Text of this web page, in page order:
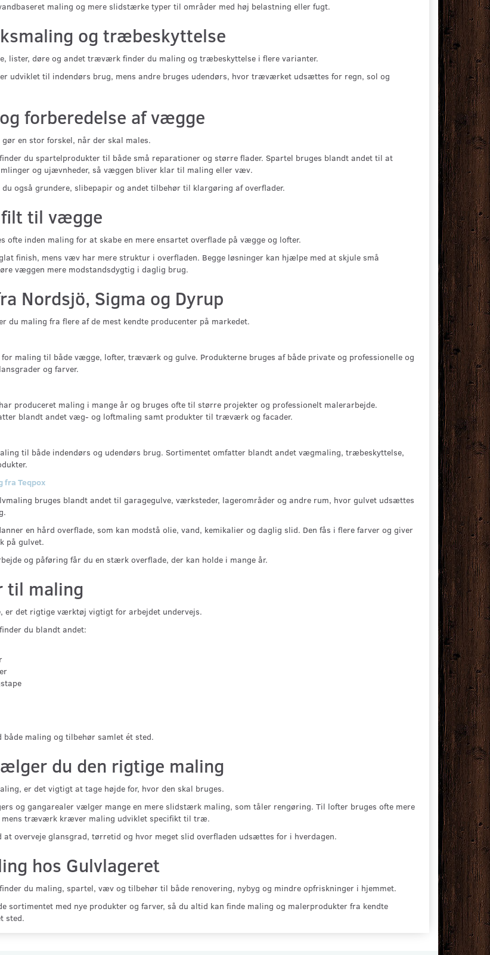
SADOLIN, VÆGMALING BASIC
299,00 DKK
Læg i kurv
maling og mere slidstærke typer til områder med høj belastning eller fugt.
og træbeskyttelse
lister, døre og andet træværk finder du maling og træbeskyttelse i flere varianter.
udviklet til indendørs brug, mens andre bruges udendørs, hvor træværket udsættes for regn, sol og
forberedelse af vægge
en stor forskel, når der skal males.
du spartelprodukter til både små reparationer og større flader. Spartel bruges blandt andet til at
og ujævnheder, så væggen bliver klar til maling eller væv.
du også grundere, slibepapir og andet tilbehør til klargøring af overflader.
til vægge
ofte inden maling for at skabe en mere ensartet overflade på vægge og lofter.
finish, mens væv har mere struktur i overfladen. Begge løsninger kan hjælpe med at skjule små
væggen mere modstandsdygtig i daglig brug.
Nordsjö, Sigma og Dyrup
du maling fra flere af de mest kendte producenter på markedet.
for maling til både vægge, lofter, træværk og gulve. Produkterne bruges af både private og professionelle og
og farver.
produceret maling i mange år og bruges ofte til større projekter og professionelt malerarbejde.
blandt andet væg- og loftmaling samt produkter til træværk og facader.
til både indendørs og udendørs brug. Sortimentet omfatter blandt andet vægmaling, træbeskyttelse,
fra Teqpox
bruges blandt andet til garagegulve, værksteder, lagerområder og andre rum, hvor gulvet udsættes
en hård overflade, som kan modstå olie, vand, kemikalier og daglig slid. Den fås i flere farver og giver
på gulvet.
og påføring får du en stærk overflade, der kan holde i mange år.
til maling
er det rigtige værktøj vigtigt for arbejdet undervejs.
du blandt andet:
både maling og tilbehør samlet ét sted.
du den rigtige maling
er det vigtigt at tage højde for, hvor den skal bruges.
og gangarealer vælger mange en mere slidstærk maling, som tåler rengøring. Til lofter bruges ofte mere
mens træværk kræver maling udviklet specifikt til træ.
at overveje glansgrad, tørretid og hvor meget slid overfladen udsættes for i hverdagen.
hos Gulvlageret
du maling, spartel, væv og tilbehør til både renovering, nybyg og mindre opfriskninger i hjemmet.
sortimentet med nye produkter og farver, så du altid kan finde maling og malerprodukter fra kendte
sted.